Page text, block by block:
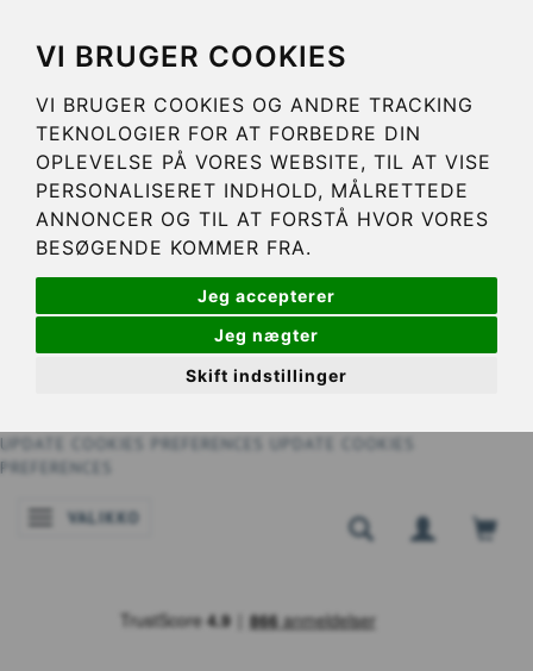
VI BRUGER COOKIES
VI BRUGER COOKIES OG ANDRE TRACKING
TEKNOLOGIER FOR AT FORBEDRE DIN
OPLEVELSE PÅ VORES WEBSITE, TIL AT VISE
PERSONALISERET INDHOLD, MÅLRETTEDE
ANNONCER OG TIL AT FORSTÅ HVOR VORES
BESØGENDE KOMMER FRA.
Jeg accepterer
Jeg nægter
Skift indstillinger
UPDATE COOKIES PREFERENCES
UPDATE COOKIES
PREFERENCES
VAIHDA NAVIGOINNIN TILAA
VALIKKO